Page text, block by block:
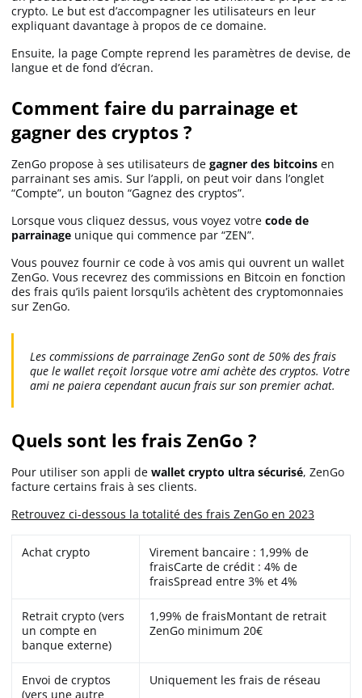
crypto. Le but est d’accompagner les utilisateurs en leur
expliquant davantage à propos de ce domaine.
Ensuite, la page Compte reprend les paramètres de devise, de
langue et de fond d’écran.
Comment faire du parrainage et
gagner des cryptos ?
ZenGo propose à ses utilisateurs de gagner des bitcoins en
parrainant ses amis. Sur l’appli, on peut voir dans l’onglet
“Compte”, un bouton “Gagnez des cryptos”.
Lorsque vous cliquez dessus, vous voyez votre code de
parrainage unique qui commence par “ZEN”.
Vous pouvez fournir ce code à vos amis qui ouvrent un wallet
ZenGo. Vous recevrez des commissions en Bitcoin en fonction
des frais qu’ils paient lorsqu’ils achètent des cryptomonnaies
sur ZenGo.
Les commissions de parrainage ZenGo sont de 50% des frais
que le wallet reçoit lorsque votre ami achète des cryptos. Votre
ami ne paiera cependant aucun frais sur son premier achat.
Quels sont les frais ZenGo ?
Pour utiliser son appli de wallet crypto ultra sécurisé, ZenGo
facture certains frais à ses clients.
Retrouvez ci-dessous la totalité des frais ZenGo en 2023
Achat crypto
Virement bancaire : 1,99% de
fraisCarte de crédit : 4% de
fraisSpread entre 3% et 4%
Retrait crypto (vers
un compte en
banque externe)
1,99% de fraisMontant de retrait
ZenGo minimum 20€
Envoi de cryptos
(vers une autre
Uniquement les frais de réseau